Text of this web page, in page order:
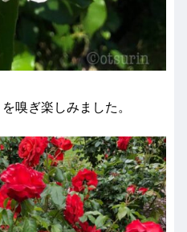
嗅ぎ楽しみました。